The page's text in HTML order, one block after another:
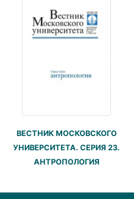
ВЕСТНИК МОСКОВСКОГО
УНИВЕРСИТЕТА. СЕРИЯ 23.
АНТРОПОЛОГИЯ